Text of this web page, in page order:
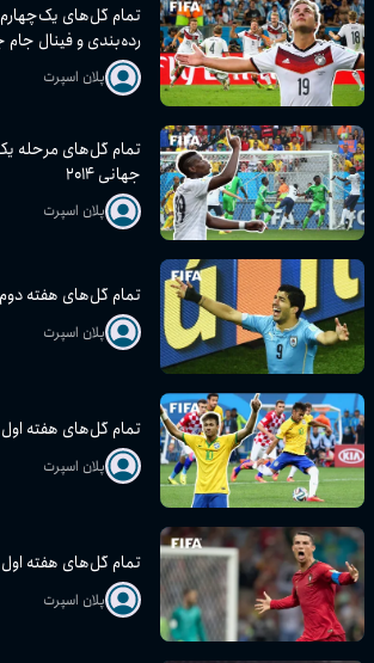
تمام گل‌های
رده‌بندی و فینال جام
پلان اسپرت
تمام گل‌های مرحله
جهانی ۲۰۱۴
پلان اسپرت
تمام گل‌های هفته دوم
پلان اسپرت
تمام گل‌های هفته اول
پلان اسپرت
تمام گل‌های هفته اول
پلان اسپرت